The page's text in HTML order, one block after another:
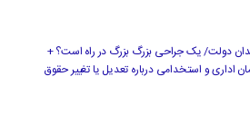
دولت/ یک جراحی بزرگ بزرگ در راه است؟ +
اداری و استخدامی درباره تعدیل یا تغییر حقوق